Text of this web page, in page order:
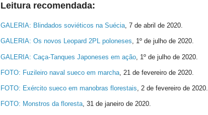
Leitura recomendada:
GALERIA: Blindados soviéticos na Suécia, 7 de abril de 2020.
GALERIA: Os novos Leopard 2PL poloneses, 1º de julho de 2020.
GALERIA: Caça-Tanques Japoneses em ação 1º de julho de 2020.
FOTO: Fuzileiro naval sueco em marcha 21 de fevereiro de 2020.
FOTO: Exército sueco em manobras florestais, 2 de fevereiro de 2020.
FOTO: Monstros da floresta, 31 de janeiro de 2020.